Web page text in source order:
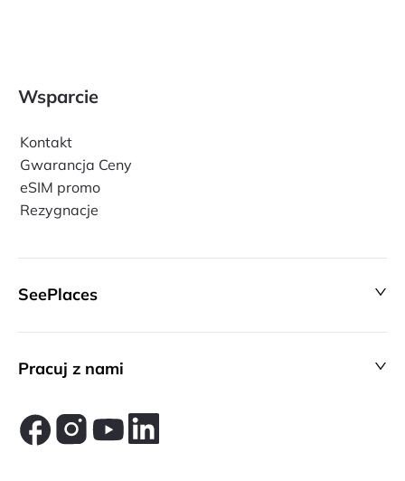
Wsparcie
Kontakt
Gwarancja Ceny
eSIM promo
Rezygnacje
SeePlaces
Pracuj z nami